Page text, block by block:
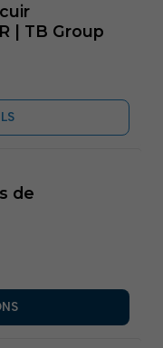
| TB Group
de